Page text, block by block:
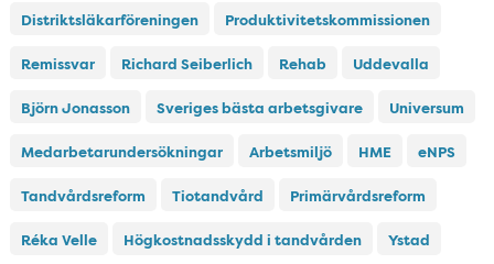
Distriktsläkarföreningen Produktivitetskommissionen
Remissvar Richard Seiberlich Rehab Uddevalla
Björn Jonasson Sveriges bästa arbetsgivare Universum
Medarbetarundersökningar Arbetsmiljö HME eNPS
Tandvårdsreform Tiotandvård Primärvårdsreform
Réka Velle Högkostnadsskydd i tandvården Ystad